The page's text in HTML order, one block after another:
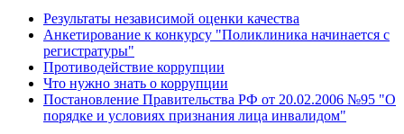
Результаты независимой оценки качества
Анкетирование к конкурсу "Поликлиника начинается с
регистратуры"
Противодействие коррупции
Что нужно знать о коррупции
Постановление Правительства РФ от 20.02.2006 №95 "О
порядке и условиях признания лица инвалидом"